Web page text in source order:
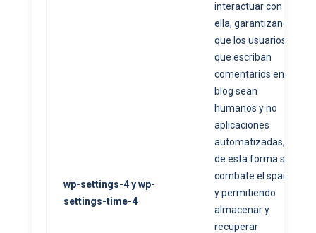
wp-settings-4 y wp-
settings-time-4
interactuar con
ella, garantizando
que los usuarios
que escriban
comentarios en el
blog sean
humanos y no
aplicaciones
automatizadas,
de esta forma se
combate el spam,
y permitiendo
almacenar y
recuperar